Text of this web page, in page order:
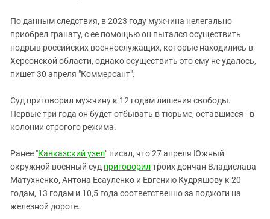
Северная Осетия - Алания
СКФО
Ставропольский край
Южная Осетия
Южный Кавказ
По данным следствия, в 2023 году мужчина нелегально
приобрел гранату, с ее помощью он пытался осуществить
подрыв российских военнослужащих, которые находились в
Херсонской области, однако осуществить это ему не удалось,
пишет 30 апреля "Коммерсант".
Суд приговорил мужчину к 12 годам лишения свободы.
Первые три года он будет отбывать в тюрьме, оставшиеся - в
колонии строгого режима.
Ранее "Кавказский узел" писал, что 27 апреля Южный
окружной военный суд приговорил троих дончан Владислава
Матухненко, Антона Есауленко и Евгению Кудряшову к 20
годам, 13 годам и 10,5 года соответственно за поджоги на
железной дороге.